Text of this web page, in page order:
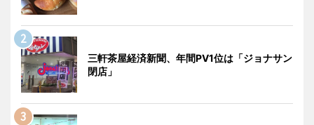
三軒茶屋経済新聞、年間PV1位は「ジョナサン
閉店」